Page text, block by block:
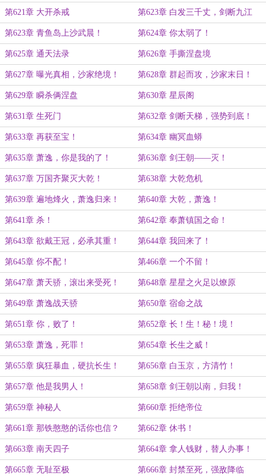
第621章 大开杀戒 第623章 白发三千丈，剑断九江
河！
第623章 青鱼岛上沙武晨！ 第624章 你太弱了！
第625章 通天法录 第626章 手撕涅盘境
第627章 曝光真相，沙家绝境！ 第628章 群起而攻，沙家末日！
第629章 瞬杀俩涅盘 第630章 星辰阁
第631章 生死门 第632章 剑断天梯，强势到底！
第633章 再获至宝！ 第634章 幽冥血蟒
第635章 萧逸，你是我的了！ 第636章 剑王朝——灭！
第637章 万国齐聚灭大乾！ 第638章 大乾危机
第639章 遍地烽火，萧逸归来！ 第640章 大乾，萧逸！
第641章 杀！ 第642章 奉萧镇国之命！
第643章 欲戴王冠，必承其重！ 第644章 我回来了！
第645章 你不配！ 第466章 一个不留！
第647章 萧天骄，滚出来受死！ 第648章 星星之火足以燎原
第649章 萧逸战天骄 第650章 宿命之战
第651章 你，败了！ 第652章 长！生！秘！境！
第653章 萧逸，死罪！ 第654章 长生之威！
第655章 疯狂暴血，硬抗长生！ 第656章 白玉京，方清竹！
第657章 他是我男人！ 第658章 剑王朝以南，归我！
第659章 神秘人 第660章 拒绝帝位
第661章 那铁憨憨的话你也信？ 第662章 休书！
第663章 南天四子 第664章 拿人钱财，替人办事！
第665章 无耻至极 第666章 封禁至死，强敌降临